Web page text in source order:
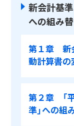
新会計基
への組み替
第１章 新
動計算書の
第２章 「
準」への組